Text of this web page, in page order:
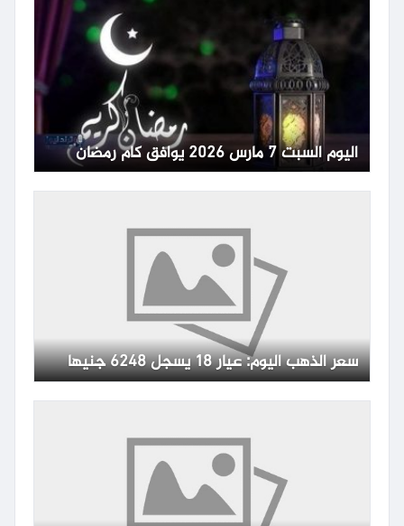
اليوم السبت 7 مارس 2026 يوافق كام رمضان
سعر الذهب اليوم: عيار 18 يسجل 6248 جنيها